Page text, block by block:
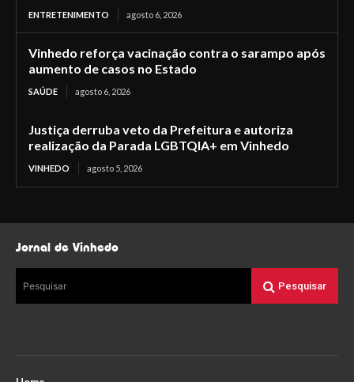
ENTRETENIMENTO agosto 6, 2026
Vinhedo reforça vacinação contra o sarampo após
aumento de casos no Estado
SAÚDE agosto 6, 2026
Justiça derruba veto da Prefeitura e autoriza
realização da Parada LGBTQIA+ em Vinhedo
VINHEDO agosto 5, 2026
Jornal de Vinhedo
Pesquisar Pesquisar